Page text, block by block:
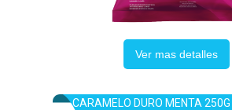
Ver mas detalles
CARAMELO DURO MENTA 250G